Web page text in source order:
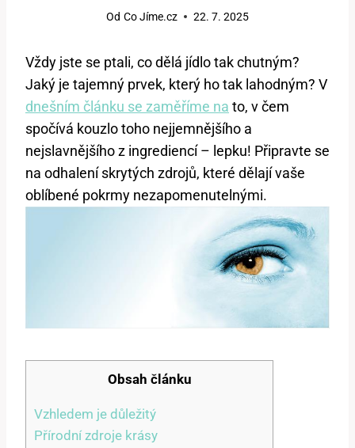
Od Co Jíme.cz 22. 7. 2025
Vždy jste se ptali, co dělá jídlo tak chutným?
Jaký je tajemný prvek, který ho tak lahodným? V
dnešním článku se zaměříme na to, v čem
spočívá kouzlo toho nejjemnějšího a
nejslavnějšího z ingrediencí – lepku! Připravte se
na odhalení skrytých zdrojů, které dělají vaše
oblíbené pokrmy nezapomenutelnými.
Obsah článku
Vzhledem je důležitý
Přírodní zdroje krásy